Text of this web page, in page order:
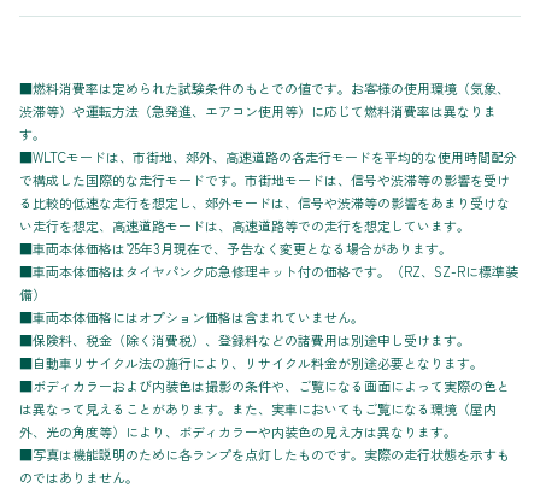
■燃料消費率は定められた試験条件のもとでの値です。お客様の使用環境（気象、
渋滞等）や運転方法（急発進、エアコン使用等）に応じて燃料消費率は異なりま
す。
■WLTCモードは、市街地、郊外、高速道路の各走行モードを平均的な使用時間配分
で構成した国際的な走行モードです。市街地モードは、信号や渋滞等の影響を受け
る比較的低速な走行を想定し、郊外モードは、信号や渋滞等の影響をあまり受けな
い走行を想定、高速道路モードは、高速道路等での走行を想定しています。
■車両本体価格は’25年3月現在で、予告なく変更となる場合があります。
■車両本体価格はタイヤパンク応急修理キット付の価格です。（RZ、SZ-Rに標準装
備）
■車両本体価格にはオプション価格は含まれていません。
■保険料、税金（除く消費税）、登録料などの諸費用は別途申し受けます。
■自動車リサイクル法の施行により、リサイクル料金が別途必要となります。
■ボディカラーおよび内装色は撮影の条件や、ご覧になる画面によって実際の色と
は異なって見えることがあります。また、実車においてもご覧になる環境（屋内
外、光の角度等）により、ボディカラーや内装色の見え方は異なります。
■写真は機能説明のために各ランプを点灯したものです。実際の走行状態を示すも
のではありません。